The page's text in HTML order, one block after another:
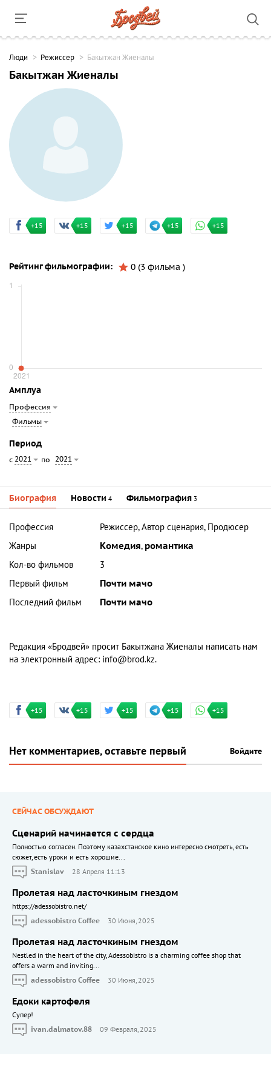
Люди Режиссер Бакытжан Жиеналы
Бакытжан Жиеналы
+15 +15 +15 +15 +15
Рейтинг фильмографии: 0 (3 фильма )
Амплуа
Профессия
Фильмы
Период
с 2021 по 2021
Биография Новости 4 Фильмография 3
Профессия
Режиссер, Автор сценария, Продюсер
Жанры
Комедия, романтика
Кол-во фильмов
3
Первый фильм
Почти мачо
Последний фильм
Почти мачо
Редакция «Бродвей» просит Бакытжана Жиеналы написать нам
на электронный адрес: info@brod.kz.
+15 +15 +15 +15 +15
Нет комментариев, оставьте первый Войдите
СЕЙЧАС ОБСУЖДАЮТ
Сценарий начинается с сердца
Полностью согласен. Поэтому казахстанское кино интересно смотреть, есть
сюжет, есть уроки и есть хорошие...
Stanislav
28 Апреля 11:13
Пролетая над ласточкиным гнездом
https://adessobistro.net/
adessobistro Coffee
30 Июня, 2025
Пролетая над ласточкиным гнездом
Nestled in the heart of the city, Adessobistro is a charming coffee shop that
offers a warm and inviting...
adessobistro Coffee
30 Июня, 2025
Едоки картофеля
Cупер!
ivan.dalmatov.88
09 Февраля, 2025